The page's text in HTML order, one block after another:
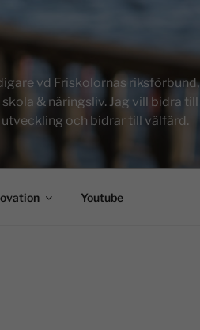
vd Friskolornas riksförbund,
& näringsliv. Jag vill bidra till
och bidrar till välfärd.
Youtube